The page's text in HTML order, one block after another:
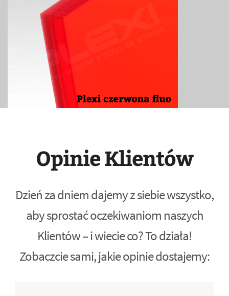
Opinie Klientów
Dzień za dniem dajemy z siebie wszystko,
aby sprostać oczekiwaniom naszych
Klientów – i wiecie co? To działa!
Zobaczcie sami, jakie opinie dostajemy: